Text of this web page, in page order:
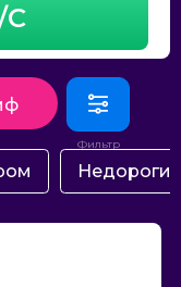
С
Недорогие